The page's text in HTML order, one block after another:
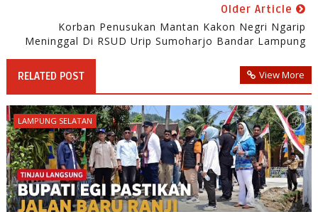
Older Article
Korban Penusukan Mantan Kakon Negri Ngarip
Meninggal Di RSUD Urip Sumoharjo Bandar Lampung
RELATED POST View More
LAMPUNG SELATAN